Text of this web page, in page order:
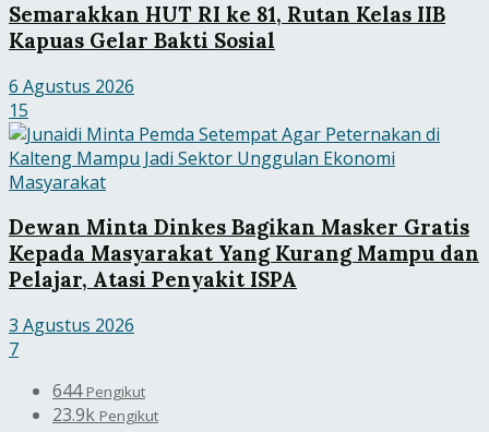
Semarakkan HUT RI ke 81, Rutan Kelas IIB
Kapuas Gelar Bakti Sosial
6 Agustus 2026
15
Dewan Minta Dinkes Bagikan Masker Gratis
Kepada Masyarakat Yang Kurang Mampu dan
Pelajar, Atasi Penyakit ISPA
3 Agustus 2026
7
644 Pengikut
23.9k Pengikut